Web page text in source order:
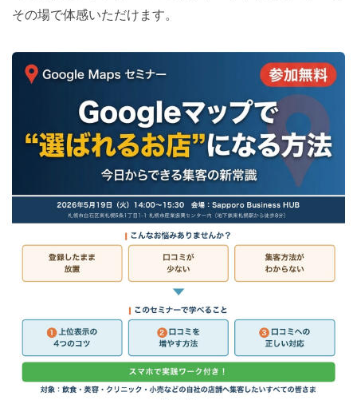
その場で体感いただけます。